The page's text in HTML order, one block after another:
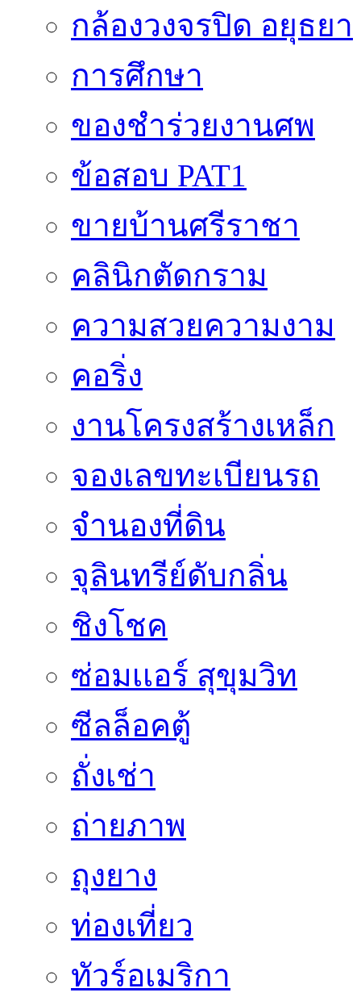
กล้องวงจรปิด อยุธยา
การศึกษา
ของชำร่วยงานศพ
ข้อสอบ PAT1
ขายบ้านศรีราชา
คลินิกตัดกราม
ความสวยความงาม
คอริ่ง
งานโครงสร้างเหล็ก
จองเลขทะเบียนรถ
จำนองที่ดิน
จุลินทรีย์ดับกลิ่น
ชิงโชค
ซ่อมเเอร์ สุขุมวิท
ซีลล็อคตู้
ถั่งเช่า
ถ่ายภาพ
ถุงยาง
ท่องเที่ยว
ทัวร์อเมริกา